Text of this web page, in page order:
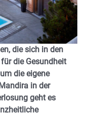
die sich in den
die Gesundheit
die eigene
in der
geht es